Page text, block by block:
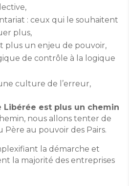
: ceux qui le souhaitent
plus,
plus un enjeu de pouvoir,
de contrôle à la logique
culture de l’erreur,
Libérée est plus un chemin
nous allons tenter de
Père au pouvoir des Pairs.
la démarche et
la majorité des entreprises